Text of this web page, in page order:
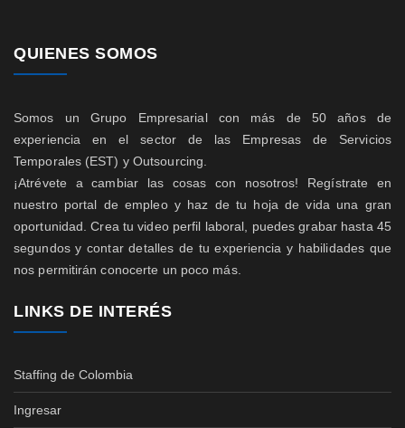
QUIENES SOMOS
Somos un Grupo Empresarial con más de 50 años de
experiencia en el sector de las Empresas de Servicios
Temporales (EST) y Outsourcing.
¡Atrévete a cambiar las cosas con nosotros! Regístrate en
nuestro portal de empleo y haz de tu hoja de vida una gran
oportunidad. Crea tu video perfil laboral, puedes grabar hasta 45
segundos y contar detalles de tu experiencia y habilidades que
nos permitirán conocerte un poco más.
LINKS DE INTERÉS
Staffing de Colombia
Ingresar